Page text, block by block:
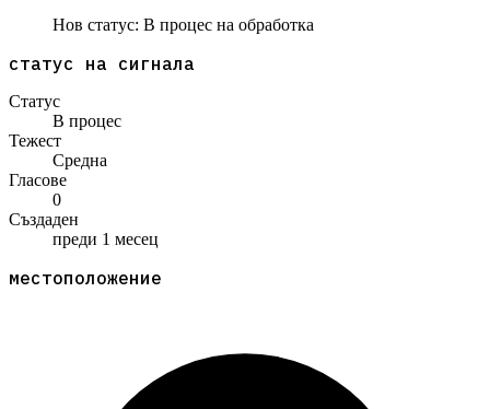
Нов статус: В процес на обработка
статус на сигнала
Статус
В процес
Тежест
Средна
Гласове
0
Създаден
преди 1 месец
местоположение